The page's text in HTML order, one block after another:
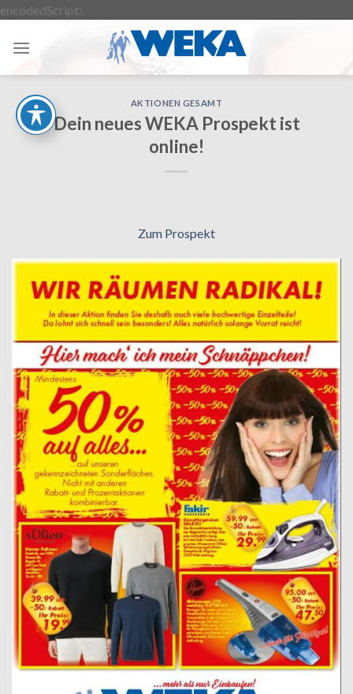
encodedScript:
springen
AKTIONEN GESAMT
Dein neues WEKA Prospekt ist
online!
Zum Prospekt